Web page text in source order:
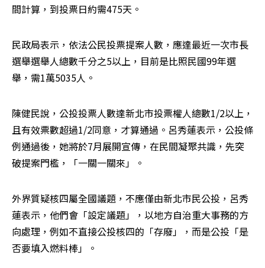
間計算，到投票日約需475天。
民政局表示，依法公民投票提案人數，應達最近一次市長
選舉選舉人總數千分之5以上，目前是比照民國99年選
舉，需1萬5035人。
陳健民說，公投投票人數達新北市投票權人總數1/2以上，
且有效票數超過1/2同意，才算通過。呂秀蓮表示，公投條
例通過後，她將於7月展開宣傳，在民間凝聚共識，先突
破提案門檻，「一關一關來」。
外界質疑核四屬全國議題，不應僅由新北市民公投，呂秀
蓮表示，他們會「設定議題」，以地方自治重大事務的方
向處理，例如不直接公投核四的「存廢」，而是公投「是
否要填入燃料棒」。